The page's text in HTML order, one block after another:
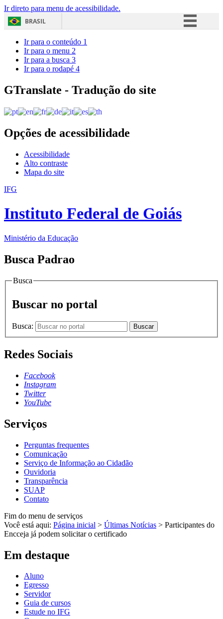
Ir direto para menu de acessibilidade.
BRASIL
Acesso à informação
Ir para o conteúdo 1
Ir para o menu 2
Ir para a busca 3
Ir para o rodapé 4
GTranslate - Tradução do site
Opções de acessibilidade
Acessibilidade
Alto contraste
Mapa do site
IFG
Instituto Federal de Goiás
Ministério da Educação
Busca Padrao
Busca
Buscar no portal
Busca: Buscar
Redes Sociais
Facebook
Instagram
Twitter
YouTube
Serviços
Perguntas frequentes
Comunicação
Serviço de Informação ao Cidadão
Ouvidoria
Transparência
SUAP
Contato
Fim do menu de serviços
Você está aqui: Página inicial > Últimas Notícias > Participantes do
Encceja já podem solicitar o certificado
Em destaque
Aluno
Egresso
Servidor
Guia de cursos
Estude no IFG